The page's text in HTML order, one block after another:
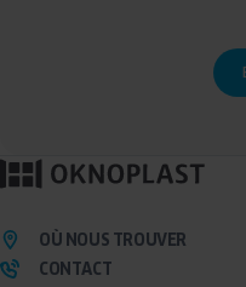
l’établissement de votre devis. Vous
retrait de votre consentement ainsi
traitement et à la portabilité que vous
OÙ NOUS TROUVER
CONTACT